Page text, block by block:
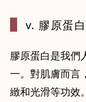
v. 膠原蛋白
膠原蛋白是我們
一。對肌膚而言
緻和光滑等功效